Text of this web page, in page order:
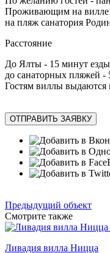
Проживающим на вилле
на пляж санатория
Расстояние
До Ялты - 15 минут
до санаторных пляжей
Гостям виллы выдаются
ОТПРАВИТЬ ЗАЯВКУ
Предыдущий объект
Смотрите также
Ливадия вилла Ницца